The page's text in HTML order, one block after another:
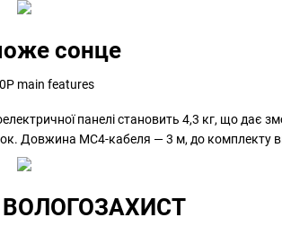
сонце
панелі становить 4,3 кг, що дає
Довжина MC4-кабеля — 3 м, до комплекту
ВОЛОГОЗАХИСТ